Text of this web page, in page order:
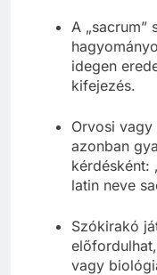
A „sacrum”
idegen
kifejezés.
Orvosi vagy
azonban
kérdésként:
latin neve
Szókirakó
vagy